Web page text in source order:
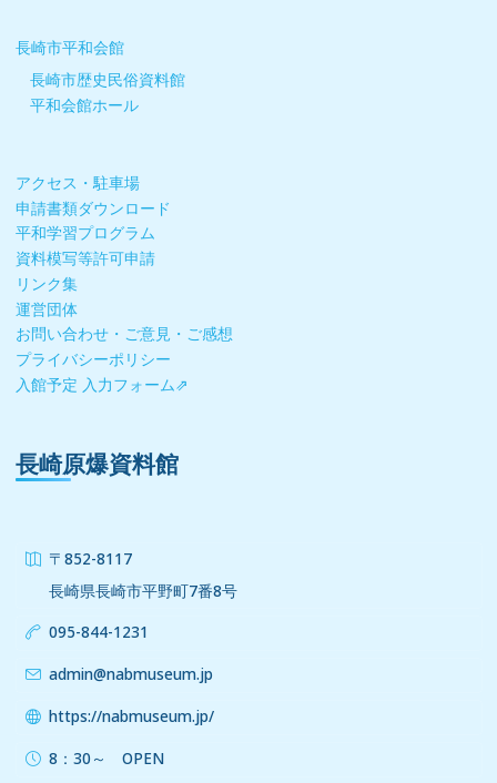
長崎市平和会館
長崎市歴史民俗資料館
平和会館ホール
アクセス・駐車場
申請書類ダウンロード
平和学習プログラム
資料模写等許可申請
リンク集
運営団体
お問い合わせ・ご意見・ご感想
プライバシーポリシー
入館予定 入力フォーム⇗
長崎原爆資料館
〒852-8117
長崎県長崎市平野町7番8号
095-844-1231
admin@nabmuseum.jp
https://nabmuseum.jp/
8：30～ OPEN